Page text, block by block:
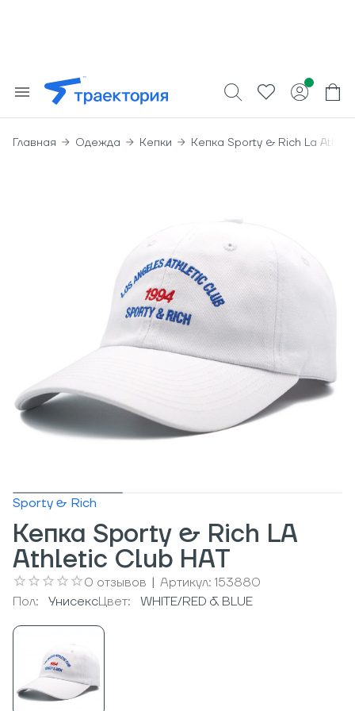
Главная Одежда Кепки Кепка Sporty & Rich La
Sporty & Rich
Кепка Sporty & Rich LA
Athletic Club HAT
0 отзывов | Артикул: 153880
Пол:
УнисексЦвет: WHITE/RED & BLUE